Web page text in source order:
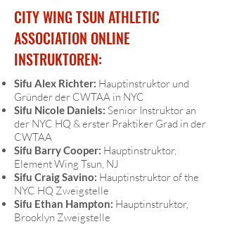
CITY WING TSUN ATHLETIC
ASSOCIATION ONLINE
INSTRUKTOREN:
Sifu Alex Richter: Hauptinstruktor und
Gründer der CWTAA in NYC
Sifu Nicole Daniels: Senior Instruktor an
der NYC HQ & erster Praktiker Grad in der
CWTAA
Sifu Barry Cooper: Hauptinstruktor,
Element Wing Tsun, NJ
Sifu Craig Savino: Hauptinstruktor of the
NYC HQ Zweigstelle
Sifu Ethan Hampton: Hauptinstruktor,
Brooklyn Zweigstelle